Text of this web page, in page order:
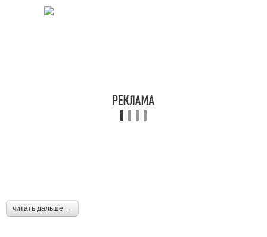
читать дальше →